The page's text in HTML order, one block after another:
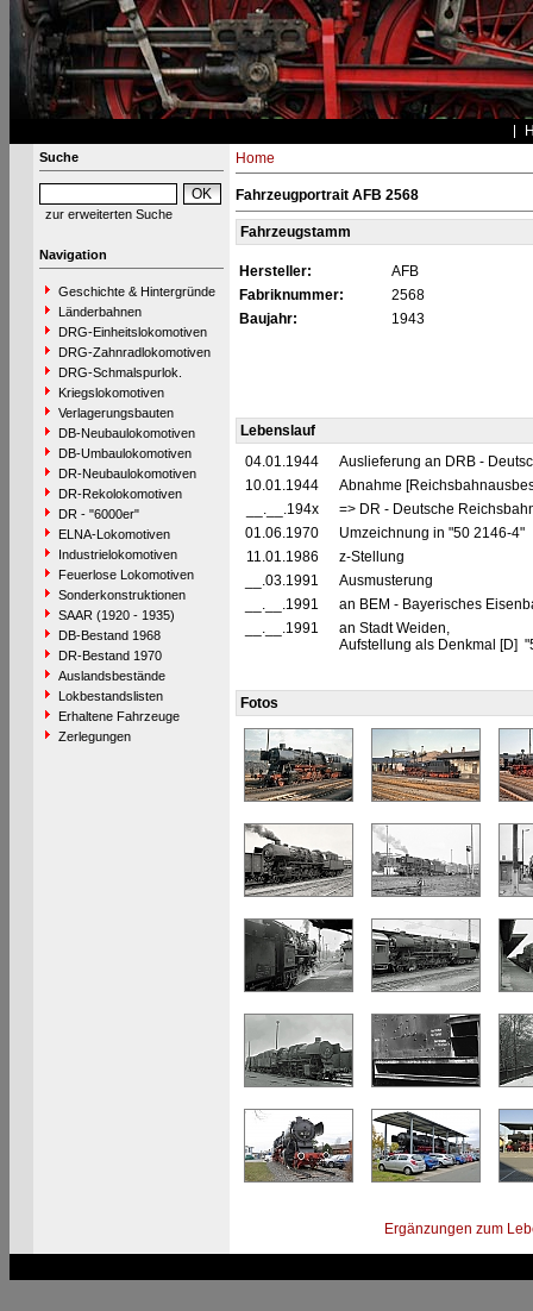
Suche
zur erweiterten Suche
Navigation
Geschichte & Hintergründe
Länderbahnen
DRG-Einheitslokomotiven
DRG-Zahnradlokomotiven
DRG-Schmalspurlok.
Kriegslokomotiven
Verlagerungsbauten
DB-Neubaulokomotiven
DB-Umbaulokomotiven
DR-Neubaulokomotiven
DR-Rekolokomotiven
DR - "6000er"
ELNA-Lokomotiven
Industrielokomotiven
Feuerlose Lokomotiven
Sonderkonstruktionen
SAAR (1920 - 1935)
DB-Bestand 1968
DR-Bestand 1970
Auslandsbestände
Lokbestandslisten
Erhaltene Fahrzeuge
Zerlegungen
Home
Fahrzeugportrait AFB 2568
Fahrzeugstamm
Hersteller:
AFB
Fabriknummer:
2568
Baujahr:
1943
Lebenslauf
04.01.1944
Auslieferung an DRB -
10.01.1944
Abnahme
__.__.194x
=> DR - Deutsche
01.06.1970
Umzeichnung in "50 2146-4"
11.01.1986
z-Stellung
__.03.1991
Ausmusterung
__.__.1991
an BEM - Bayerisches
__.__.1991
an Stadt Weiden,
Aufstellung als Denkmal [D]
Fotos
Ergänzungen zum